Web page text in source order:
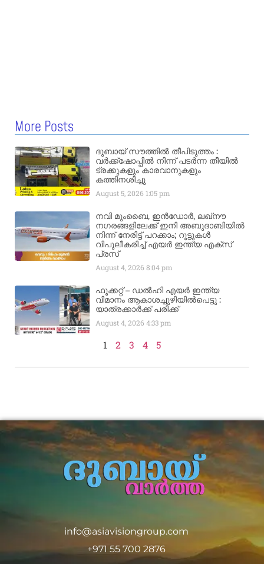
More Posts
ദുബായ് സൗത്തിൽ തീപിടുത്തം :
വർക്ക്‌ഷോപ്പിൽ നിന്ന് പടർന്ന തീയിൽ
ട്രക്കുകളും കാരവാനുകളും
കത്തിനശിച്ചു
August 5, 2026 1:05 pm
നവി മുംബൈ, ഇൻഡോർ, ലഖ്നൗ
നഗരങ്ങളിലേക്ക് ഇനി അബുദാബിയിൽ
നിന്ന് നേരിട്ട് പറക്കാം; റൂട്ടുകൾ
വിപുലീകരിച്ച് എയർ ഇന്ത്യ എക്സ്
പ്രസ്
August 4, 20268:04 pm
ഫൂക്കറ്റ് – ഡൽഹി എയര്‍ ഇന്ത്യ
വിമാനം ആകാശച്ചുഴിയില്‍പെട്ടു :
യാത്രക്കാര്‍ക്ക് പരിക്ക്
August 4, 20264:33 pm
1 2 3 4 5
info@asiavisiongroup.com
+971 55 700 2876